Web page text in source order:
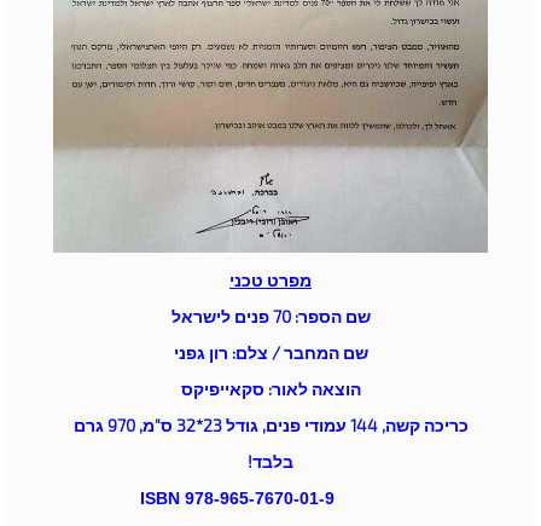
מפרט טכני
שם הספר:70 פנים לישראל
שם המחבר / צלם: רון גפני
הוצאה לאור: סקאייפיקס
כריכה קשה, 144 עמודי פנים, גודל 23*32 ס"מ, 970 גרם
בלבד!
978-965-7670-01-9